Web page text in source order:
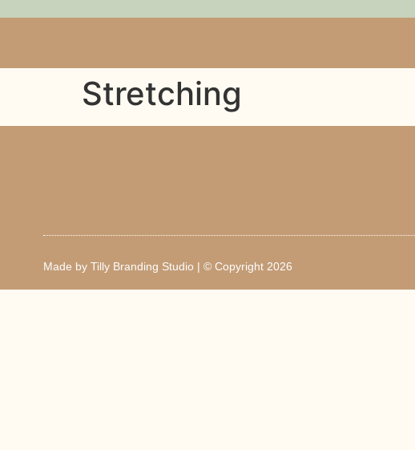
Stretching
Made by Tilly Branding Studio | © Copyright 2026